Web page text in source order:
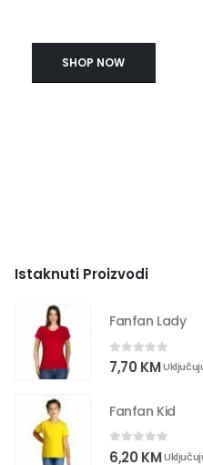
SHOP NOW
Istaknuti Proizvodi
Fanfan Lady
0out of 5
7,70 KM
Fanfan Kid
0out of 5
6,20 KM